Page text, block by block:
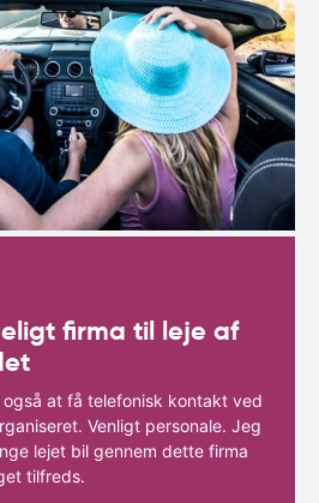
firma til leje af
også at få telefonisk kontakt ved
Venligt personale. Jeg
lejet bil gennem dette firma
tilfreds.